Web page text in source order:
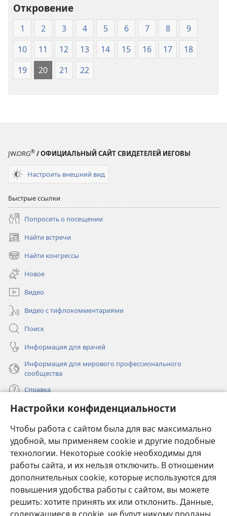
Настройки конфиденциальности
Чтобы работа с сайтом была для вас максимально
удобной, мы применяем cookie и другие подобные
технологии. Некоторые cookie необходимы для
работы сайта, и их нельзя отключить. В отношении
дополнительных cookie, которые используются для
повышения удобства работы с сайтом, вы можете
решить: хотите принять их или отклонить. Данные,
года)года)
Откровение
1 2 3 4 5 6 7 8
9
10
11 12 13 14 15 16 17
18
19
20 21 22
JW.ORG® / ОФИЦИАЛЬНЫЙ САЙТ СВИДЕТЕЛЕЙ ИЕГОВЫ
Настроить внешний вид
Быстрые ссылки
Попросить о посещении
Найти встречи
(открывается
в
новом
окне)
Найти конгрессы
(открывается
новом
окне)
Новое
Видео
Видео с тифлокомментариями
Поиск
Информация для врачей
Информация для мирового профессионального
сообщества
Справка
Пожертвования
в
новом
окне)
ОНЛАЙН-БИБЛИОТЕКА Сторожевой башни
(открывается
новом
окне)
JW Hub®
(открывается
в
новом
окне)
JW Library ®
Watchtower Library